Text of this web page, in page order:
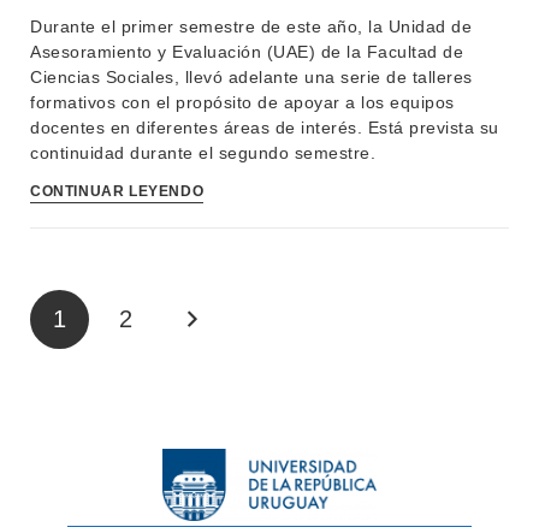
Durante el primer semestre de este año, la Unidad de
Asesoramiento y Evaluación (UAE) de la Facultad de
Ciencias Sociales, llevó adelante una serie de talleres
formativos con el propósito de apoyar a los equipos
docentes en diferentes áreas de interés. Está prevista su
continuidad durante el segundo semestre.
CONTINUAR LEYENDO
1 2